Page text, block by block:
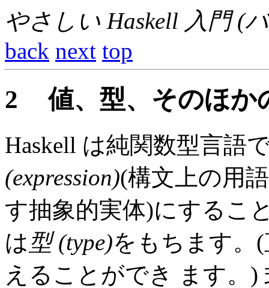
やさしい Haskell 入門 (
back next top
2 値、型、そのほか
Haskell は純関数型言語
(expression)(構文上の用
す抽象的実体)にするこ
は型 (type)をもちます。
えることができ ます。